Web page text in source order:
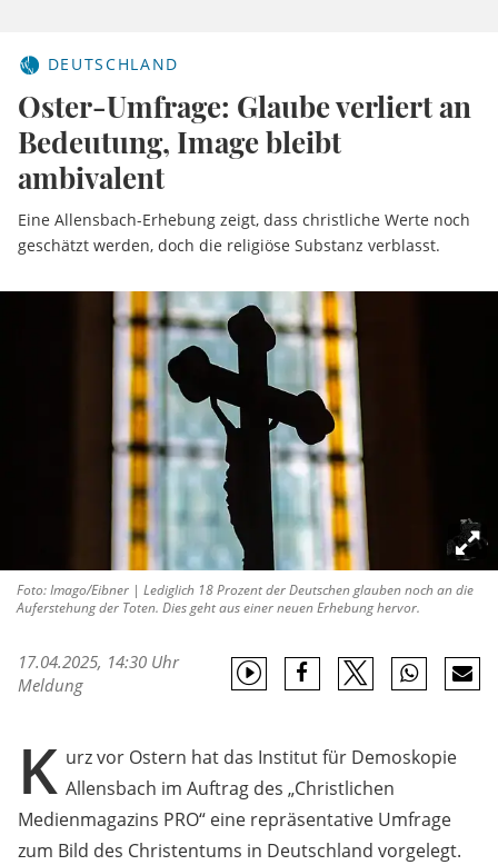
DEUTSCHLAND
Oster-Umfrage: Glaube verliert an
Bedeutung, Image bleibt
ambivalent
Eine Allensbach-Erhebung zeigt, dass christliche Werte noch
geschätzt werden, doch die religiöse Substanz verblasst.
Foto: Imago/Eibner | Lediglich 18 Prozent der Deutschen glauben noch an die
Auferstehung der Toten. Dies geht aus einer neuen Erhebung hervor.
17.04.2025, 14:30 Uhr
Meldung
K urz vor Ostern hat das Institut für Demoskopie
Allensbach im Auftrag des „Christlichen
Medienmagazins PRO“ eine repräsentative Umfrage
zum Bild des Christentums in Deutschland vorgelegt.